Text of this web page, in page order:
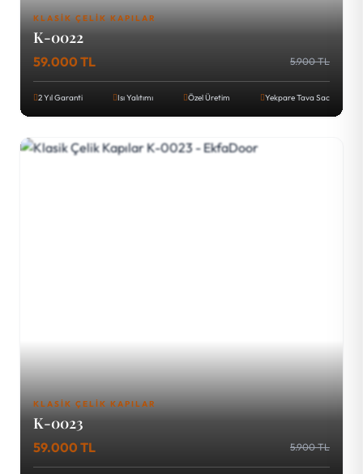
KLASIK ÇELIK KAPILAR
K-0022
59.000 TL 5.900 TL
2 Yıl Garanti Isı Yalıtımı Özel Üretim Yekpare Tava Sac
KLASIK ÇELIK KAPILAR
K-0023
59.000 TL 5.900 TL